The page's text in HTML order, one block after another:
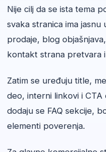
Nije cilj da se ista tema
svaka stranica ima jasnu
prodaje, blog
kontakt strana pretvara
Zatim se uređuju title,
deo, interni linkovi i
dodaju se FAQ sekcije,
elementi poverenja.